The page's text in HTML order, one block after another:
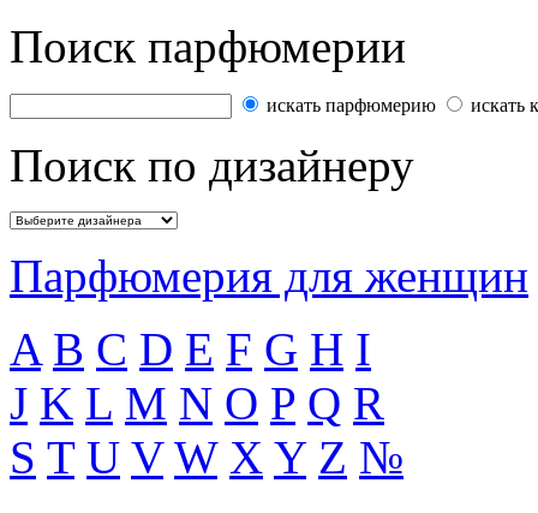
Поиск парфюмерии
искать парфюмерию искать
Поиск по дизайнеру
Парфюмерия для женщин
A B C D E F G H I
J K L M N O P Q R
S T U V W X Y Z №